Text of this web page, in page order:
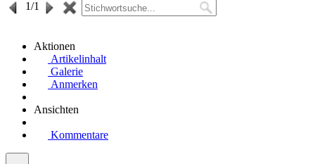
1/1
Aktionen
Artikelinhalt
Galerie
Anmerken
Ansichten
Kommentare